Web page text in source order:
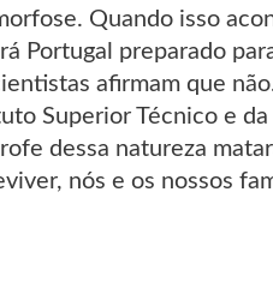
Quando isso
Portugal preparado
afirmam que
Superior Técnico e da
dessa natureza
nós e os nossos